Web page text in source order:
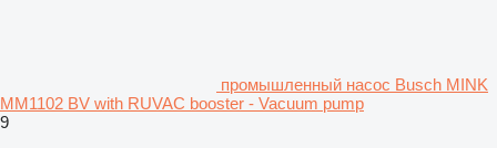
промышленный насос Busch MINK
MM1102 BV with RUVAC booster - Vacuum pump
9